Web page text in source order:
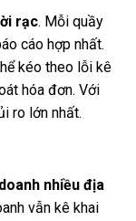
rạc. Mỗi quầy
cáo hợp nhất.
kéo theo lỗi kê
hóa đơn. Với
ro lớn nhất.
nhiều địa
vẫn kê khai